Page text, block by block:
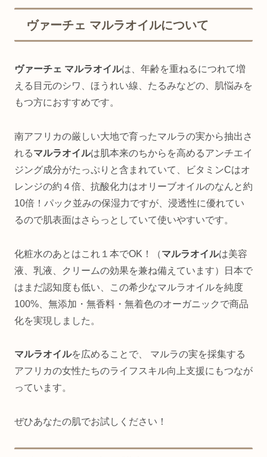
ヴァーチェ マルラオイルについて
ヴァーチェ マルラオイルは、年齢を重ねるにつれて増
える目元のシワ、ほうれい線、たるみなどの、肌悩みを
もつ方におすすめです。
南アフリカの厳しい大地で育ったマルラの実から抽出さ
れるマルラオイルは肌本来のちからを高めるアンチエイ
ジング成分がたっぷりと含まれていて、ビタミンCはオ
レンジの約４倍、抗酸化力はオリーブオイルのなんと約
10倍！パック並みの保湿力ですが、浸透性に優れてい
るので肌表面はさらっとしていて使いやすいです。
化粧水のあとはこれ１本でOK！（マルラオイルは美容
液、乳液、クリームの効果を兼ね備えています）日本で
はまだ認知度も低い、この希少なマルラオイルを純度
100%、無添加・無香料・無着色のオーガニックで商品
化を実現しました。
マルラオイルを広めることで、 マルラの実を採集する
アフリカの女性たちのライフスキル向上支援にもつなが
っています。
ぜひあなたの肌でお試しください！